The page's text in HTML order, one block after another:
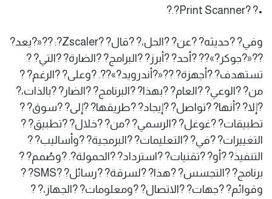
•? ?Print Scanner?.?
وفي? ?حديثه? ?عن? ?الحل،? ?قال? ?Zscaler?: ??«?يعد?
??«?جوكر?»?? ?أحد? ?أبرز? ?البرامج? ?الضارة? ?التي? ?
تستهدف? ?أجهزة? ??«?أندرويد?»??. ?وعلى? ?الرغم? ?
من? ?الوعي? ?العام? ?بهذا? ?البرنامج? ?الضار? ?بالذات،?
?إلا? ?أنها? ?تواصل? ?إيجاد? ?طريقها? ?إلى? ?سوق? ?
تطبيقات? ?غوغل? ?الرسمي? ?من? ?خلال? ?تطبيق? ?
التغييرات? ?في? ?التعليمات? ?البرمجية? ?وأساليب? ?
التنفيذ? ?أو? ?تقنيات? ?استرداد? ?الحمولة?. ?وصُمم? ?
برنامج? ?التجسس? ?هذا? ?لسرقة? ?رسائل? ?SMS? ?
وقوائم? ?جهات? ?الاتصال? ?ومعلومات? ?الجهاز،? ?